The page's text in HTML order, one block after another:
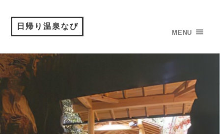
日帰り温泉なび
MENU